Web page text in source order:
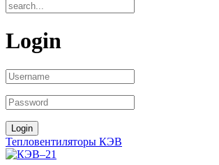
Login
Тепловентиляторы КЭВ